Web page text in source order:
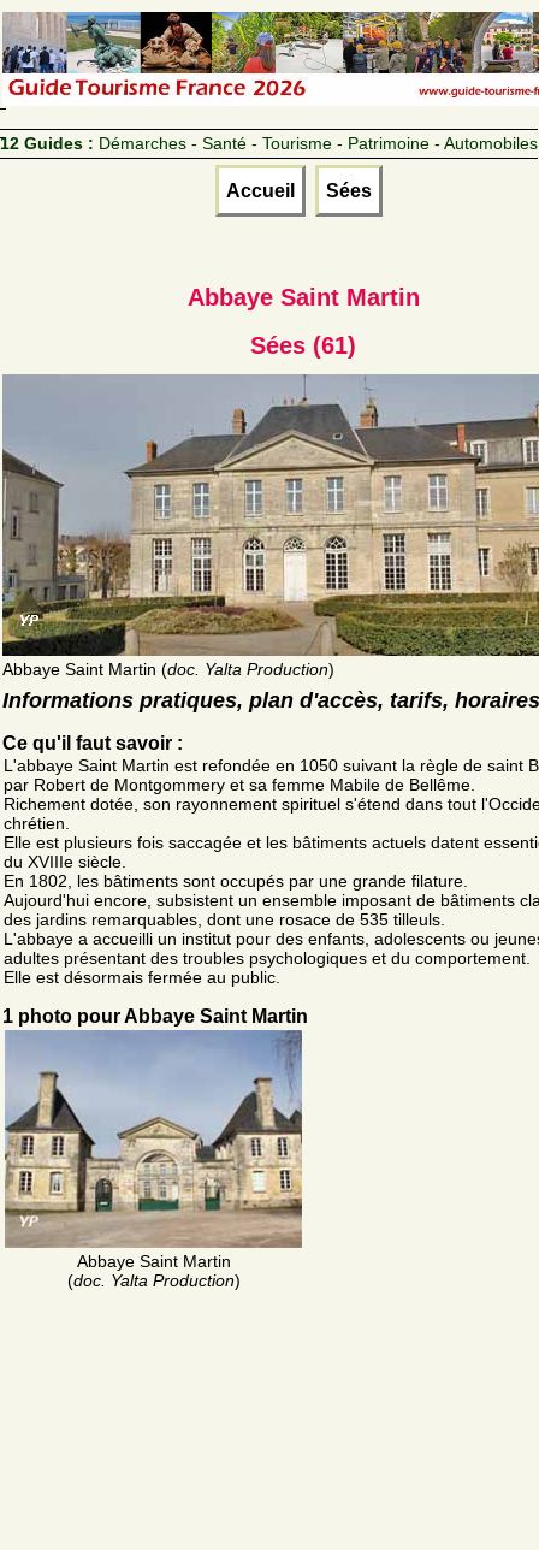
12 Guides : Démarches - Santé - Tourisme - Patrimoine - Automobiles
Accueil Sées
Abbaye Saint Martin
Sées (61)
Abbaye Saint Martin (doc. Yalta Production)
Informations pratiques, plan d'accès, tarifs, horaires
Ce qu'il faut savoir :
L'abbaye Saint Martin est refondée en 1050 suivant la règle de saint
par Robert de Montgommery et sa femme Mabile de Bellême.
Richement dotée, son rayonnement spirituel s'étend dans tout
chrétien.
Elle est plusieurs fois saccagée et les bâtiments actuels datent
du XVIIIe siècle.
En 1802, les bâtiments sont occupés par une grande filature.
Aujourd'hui encore, subsistent un ensemble imposant de bâtiments
des jardins remarquables, dont une rosace de 535 tilleuls.
L'abbaye a accueilli un institut pour des enfants, adolescents ou
adultes présentant des troubles psychologiques et du comportement.
Elle est désormais fermée au public.
1 photo pour Abbaye Saint Martin
Abbaye Saint Martin
(doc. Yalta Production)